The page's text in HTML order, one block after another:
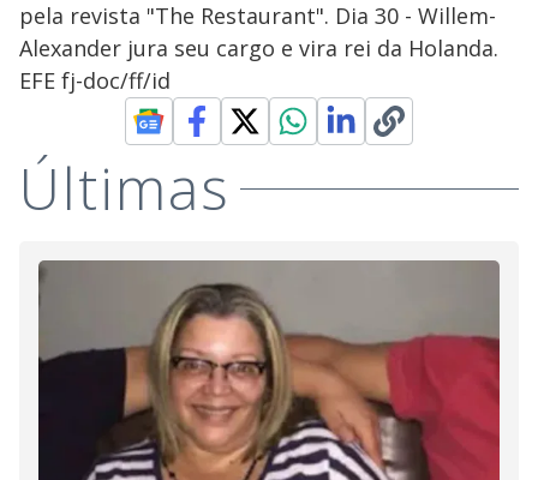
pela revista "The Restaurant". Dia 30 - Willem-
Alexander jura seu cargo e vira rei da Holanda.
EFE fj-doc/ff/id
Últimas